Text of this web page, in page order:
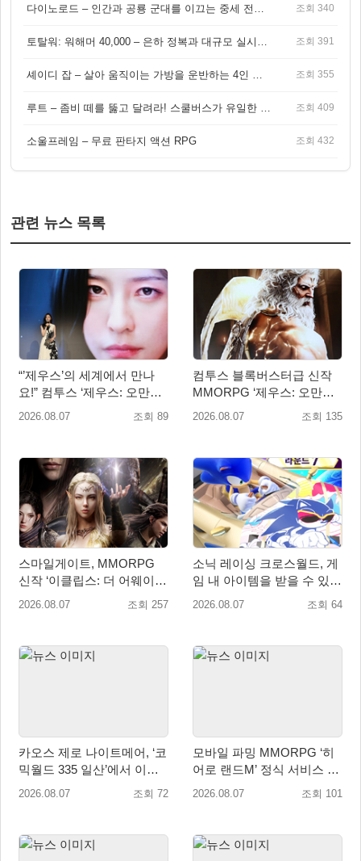
조회 340
조회 391
조회 355
조회 409
소울프레임 – 무료 판타지 액션 RPG 조회 432
관련 뉴스 목록
“’제우스’의 세계에서 만나
요!” 컴투스 ‘제우스: 오만의
신’ 쇼케이스 찾은 배우 박지
2026.08.07 조회 89
컴투스 블록버스터급 신작
MMORPG ‘제우스: 오만의
신’, 8월 26일 출시!
2026.08.07 조회 135
스마일게이트, MMORPG
신작 ‘이클립스: 더 어웨이크
닝’ 9월 10일 론칭!
2026.08.07 조회 257
소닉 레이싱 크로스월드, 게
임 내 아이템을 받을 수 있는
‘레전드 대회 라운드 7’ 개최!
2026.08.07 조회 64
카오스 제로 나이트메어, ‘코
믹월드 335 일산’에서 이용
자 소통 예고
2026.08.07 조회 72
모바일 파밍 MMORPG ‘히
어로 랜드M’ 정식 서비스 돌
입
2026.08.07 조회 101